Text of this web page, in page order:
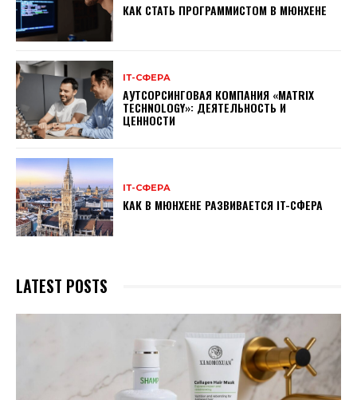
КАК СТАТЬ ПРОГРАММИСТОМ В МЮНХЕНЕ
ІТ-СФЕРА
АУТСОРСИНГОВАЯ КОМПАНИЯ «MATRIX
TECHNOLOGY»: ДЕЯТЕЛЬНОСТЬ И
ЦЕННОСТИ
ІТ-СФЕРА
КАК В МЮНХЕНЕ РАЗВИВАЕТСЯ IT-СФЕРА
LATEST POSTS